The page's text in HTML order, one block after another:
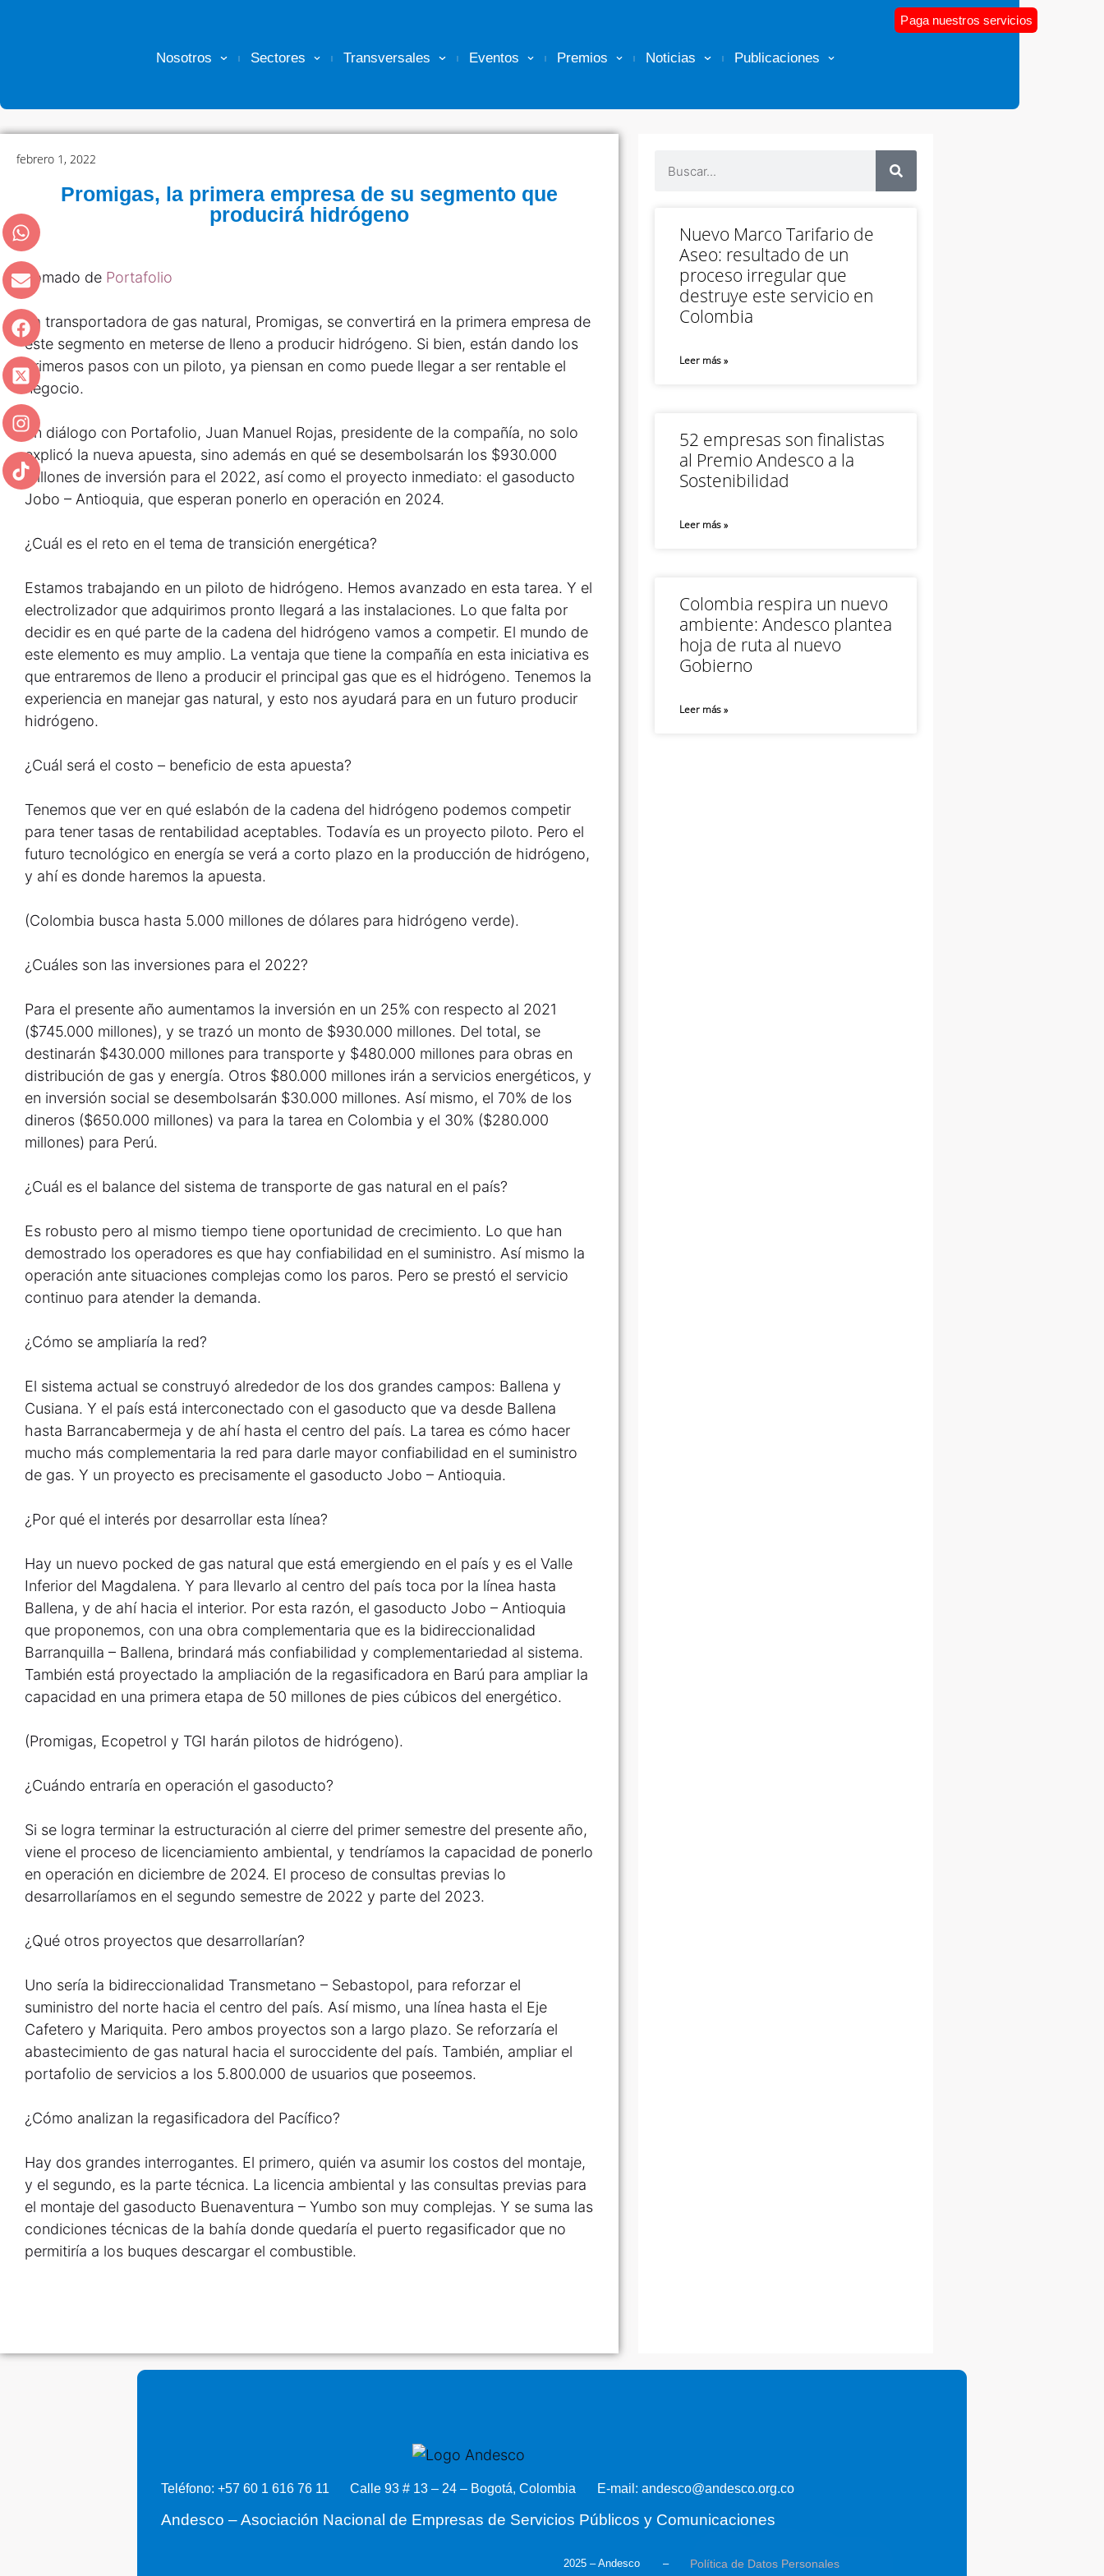
Nosotros Sectores Transversales Eventos Premios Noticias Publicaciones
Paga nuestros servicios
febrero 1, 2022
Promigas, la primera empresa de su segmento que
producirá hidrógeno
Tomado de Portafolio
La transportadora de gas natural, Promigas, se convertirá en la primera empresa de
este segmento en meterse de lleno a producir hidrógeno. Si bien, están dando los
primeros pasos con un piloto, ya piensan en como puede llegar a ser rentable el
negocio.
En diálogo con Portafolio, Juan Manuel Rojas, presidente de la compañía, no solo
explicó la nueva apuesta, sino además en qué se desembolsarán los $930.000
millones de inversión para el 2022, así como el proyecto inmediato: el gasoducto
Jobo – Antioquia, que esperan ponerlo en operación en 2024.
¿Cuál es el reto en el tema de transición energética?
Estamos trabajando en un piloto de hidrógeno. Hemos avanzado en esta tarea. Y el
electrolizador que adquirimos pronto llegará a las instalaciones. Lo que falta por
decidir es en qué parte de la cadena del hidrógeno vamos a competir. El mundo de
este elemento es muy amplio. La ventaja que tiene la compañía en esta iniciativa es
que entraremos de lleno a producir el principal gas que es el hidrógeno. Tenemos la
experiencia en manejar gas natural, y esto nos ayudará para en un futuro producir
hidrógeno.
¿Cuál será el costo – beneficio de esta apuesta?
Tenemos que ver en qué eslabón de la cadena del hidrógeno podemos competir
para tener tasas de rentabilidad aceptables. Todavía es un proyecto piloto. Pero el
futuro tecnológico en energía se verá a corto plazo en la producción de hidrógeno,
y ahí es donde haremos la apuesta.
(Colombia busca hasta 5.000 millones de dólares para hidrógeno verde).
¿Cuáles son las inversiones para el 2022?
Para el presente año aumentamos la inversión en un 25% con respecto al 2021
($745.000 millones), y se trazó un monto de $930.000 millones. Del total, se
destinarán $430.000 millones para transporte y $480.000 millones para obras en
distribución de gas y energía. Otros $80.000 millones irán a servicios energéticos, y
en inversión social se desembolsarán $30.000 millones. Así mismo, el 70% de los
dineros ($650.000 millones) va para la tarea en Colombia y el 30% ($280.000
millones) para Perú.
¿Cuál es el balance del sistema de transporte de gas natural en el país?
Es robusto pero al mismo tiempo tiene oportunidad de crecimiento. Lo que han
demostrado los operadores es que hay confiabilidad en el suministro. Así mismo la
operación ante situaciones complejas como los paros. Pero se prestó el servicio
continuo para atender la demanda.
¿Cómo se ampliaría la red?
El sistema actual se construyó alrededor de los dos grandes campos: Ballena y
Cusiana. Y el país está interconectado con el gasoducto que va desde Ballena
hasta Barrancabermeja y de ahí hasta el centro del país. La tarea es cómo hacer
mucho más complementaria la red para darle mayor confiabilidad en el suministro
de gas. Y un proyecto es precisamente el gasoducto Jobo – Antioquia.
¿Por qué el interés por desarrollar esta línea?
Hay un nuevo pocked de gas natural que está emergiendo en el país y es el Valle
Inferior del Magdalena. Y para llevarlo al centro del país toca por la línea hasta
Ballena, y de ahí hacia el interior. Por esta razón, el gasoducto Jobo – Antioquia
que proponemos, con una obra complementaria que es la bidireccionalidad
Barranquilla – Ballena, brindará más confiabilidad y complementariedad al sistema.
También está proyectado la ampliación de la regasificadora en Barú para ampliar la
capacidad en una primera etapa de 50 millones de pies cúbicos del energético.
(Promigas, Ecopetrol y TGI harán pilotos de hidrógeno).
¿Cuándo entraría en operación el gasoducto?
Si se logra terminar la estructuración al cierre del primer semestre del presente año,
viene el proceso de licenciamiento ambiental, y tendríamos la capacidad de ponerlo
en operación en diciembre de 2024. El proceso de consultas previas lo
desarrollaríamos en el segundo semestre de 2022 y parte del 2023.
¿Qué otros proyectos que desarrollarían?
Uno sería la bidireccionalidad Transmetano – Sebastopol, para reforzar el
suministro del norte hacia el centro del país. Así mismo, una línea hasta el Eje
Cafetero y Mariquita. Pero ambos proyectos son a largo plazo. Se reforzaría el
abastecimiento de gas natural hacia el suroccidente del país. También, ampliar el
portafolio de servicios a los 5.800.000 de usuarios que poseemos.
¿Cómo analizan la regasificadora del Pacífico?
Hay dos grandes interrogantes. El primero, quién va asumir los costos del montaje,
y el segundo, es la parte técnica. La licencia ambiental y las consultas previas para
el montaje del gasoducto Buenaventura – Yumbo son muy complejas. Y se suma las
condiciones técnicas de la bahía donde quedaría el puerto regasificador que no
permitiría a los buques descargar el combustible.
Nuevo Marco Tarifario de
Aseo: resultado de un
proceso irregular que
destruye este servicio en
Colombia
Leer más »
52 empresas son finalistas
al Premio Andesco a la
Sostenibilidad
Leer más »
Colombia respira un nuevo
ambiente: Andesco plantea
hoja de ruta al nuevo
Gobierno
Leer más »
Teléfono: +57 60 1 616 76 11 Calle 93 # 13 – 24 – Bogotá, Colombia E-mail: andesco@andesco.org.co
Andesco – Asociación Nacional de Empresas de Servicios Públicos y Comunicaciones
2025 – Andesco – Política de Datos Personales